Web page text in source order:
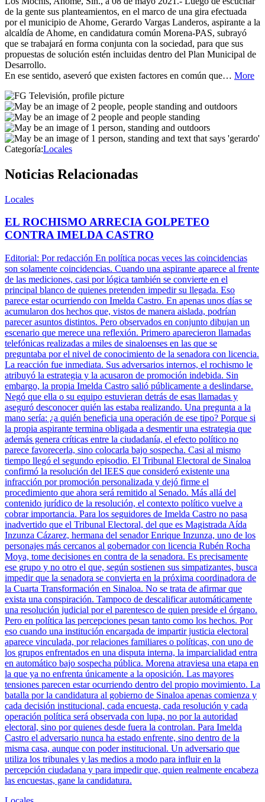
de la gente sus planteamientos, en el marco de una gira efectuada
por el municipio de Ahome, Gerardo Vargas Landeros, aspirante a la
alcaldía de Ahome, en candidatura común Morena-PAS, subrayó
que se trabajará en forma conjunta con la sociedad, para que sus
propuestas de solución estén incluidas dentro del Plan Municipal de
Desarrollo.
En ese sentido, aseveró que existen factores en común que… More
Categoría:Locales
Noticias Relacionadas
Locales
EL ROCHISMO ARRECIA GOLPETEO
CONTRA IMELDA CASTRO
Editorial: Por redacción En política pocas veces las coincidencias
son solamente coincidencias. Cuando una aspirante aparece al frente
de las mediciones, casi por lógica también se convierte en el
principal blanco de quienes pretenden impedir su llegada. Eso
parece estar ocurriendo con Imelda Castro. En apenas unos días se
acumularon dos hechos que, vistos de manera aislada, podrían
parecer asuntos distintos. Pero observados en conjunto dibujan un
escenario que merece una reflexión. Primero aparecieron llamadas
telefónicas realizadas a miles de sinaloenses en las que se
preguntaba por el nivel de conocimiento de la senadora con licencia.
La reacción fue inmediata. Sus adversarios internos, el rochismo le
atribuyó la estrategia y la acusaron de promoción indebida. Sin
embargo, la propia Imelda Castro salió públicamente a deslindarse.
Negó que ella o su equipo estuvieran detrás de esas llamadas y
aseguró desconocer quién las estaba realizando. Una pregunta a la
mano sería: ¿a quién beneficia una operación de ese tipo? Porque si
la propia aspirante termina obligada a desmentir una estrategia que
además genera críticas entre la ciudadanía, el efecto político no
parece favorecerla, sino colocarla bajo sospecha. Casi al mismo
tiempo llegó el segundo episodio. El Tribunal Electoral de Sinaloa
confirmó la resolución del IEES que consideró existente una
infracción por promoción personalizada y dejó firme el
procedimiento que ahora será remitido al Senado. Más allá del
contenido jurídico de la resolución, el contexto político vuelve a
cobrar importancia. Para los seguidores de Imelda Castro no pasa
inadvertido que el Tribunal Electoral, del que es Magistrada Aída
Inzunza Cázarez, hermana del senador Enrique Inzunza, uno de los
personajes más cercanos al gobernador con licencia Rubén Rocha
Moya, tome decisiones en contra de la senadora. Es precisamente
ese grupo y no otro el que, según sostienen sus simpatizantes, busca
impedir que la senadora se convierta en la próxima coordinadora de
la Cuarta Transformación en Sinaloa. No se trata de afirmar que
exista una conspiración. Tampoco de descalificar automáticamente
una resolución judicial por el parentesco de quien preside el órgano.
Pero en política las percepciones pesan tanto como los hechos. Por
eso cuando una institución encargada de impartir justicia electoral
aparece vinculada, por relaciones familiares o políticas, con uno de
los grupos enfrentados en una disputa interna, la imparcialidad entra
en automático bajo sospecha pública. Morena atraviesa una etapa en
la que ya no enfrenta únicamente a la oposición. Las mayores
tensiones parecen estar ocurriendo dentro del propio movimiento. La
batalla por la candidatura al gobierno de Sinaloa apenas comienza y
cada decisión institucional, cada encuesta, cada resolución y cada
operación política será observada con lupa, no por la autoridad
electoral, sino por quienes desde fuera la controlan. Para Imelda
Castro el adversario nunca ha estado enfrente, sino dentro de la
misma casa, aunque con poder institucional. Un adversario que
utiliza los tribunales y las medios a modo para influir en la
percepción ciudadana y para impedir que, quien realmente encabeza
las encuestas, gane la candidatura.